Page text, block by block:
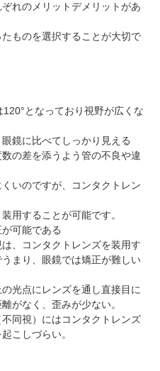
れのメリットデメリットがあ
ものを選択することが大切で
となっており視野が広くな
鏡に比べてしっかり見える
の差を添うよう管の不良や違
いのですが、コンタクトレン
用することが可能です。
可能である
、コンタクトレンズを装用す
まり、眼鏡では矯正が難しい
光点にレンズを通し直接目に
がなく、歪みが少ない。
同視）にはコンタクトレンズ
こしづらい。